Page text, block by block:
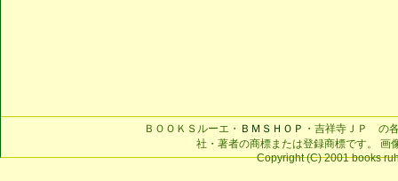
ＢＯＯＫＳルーエ・ ＢＭＳＨＯＰ ・吉祥寺ＪＰ の
社・著者の商標または登録商標です。 画
Copyright (C) 2001 books